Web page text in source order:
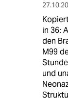
in 36:
den
M99
und